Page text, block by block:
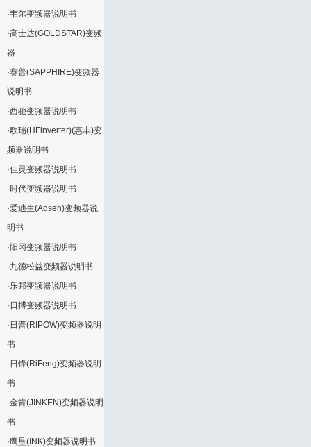
·韦尔变频器说明书
·高士达(GOLDSTAR)变频
器
·赛普(SAPPHIRE)变频器
说明书
·西驰变频器说明书
·欧瑞(HFinverter)(惠丰)变
频器说明书
·佳灵变频器说明书
·时代变频器说明书
·爱迪生(Adsen)变频器说
明书
· 阳冈变频器说明书
·九德松益变频器说明书
·乐邦变频器说明书
· 日搏变频器说明书
· 日普(RIPOW)变频器说明
书
· 日锋(RiFeng)变频器说明
书
·金肯(JINKEN)变频器说明
书
·鹰垦(INK)变频器说明书